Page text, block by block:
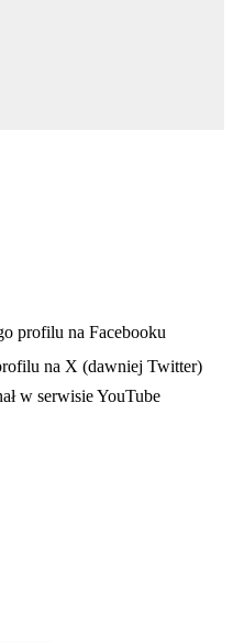
karcie
profilu na Facebooku
na X (dawniej Twitter)
karcie
w serwisie YouTube